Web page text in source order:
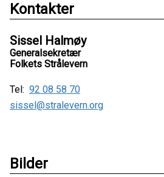
Kontakter
Sissel Halmøy
Generalsekretær
Folkets Strålevern
Tel: 92 08 58 70
sissel@stralevern.org
Bilder